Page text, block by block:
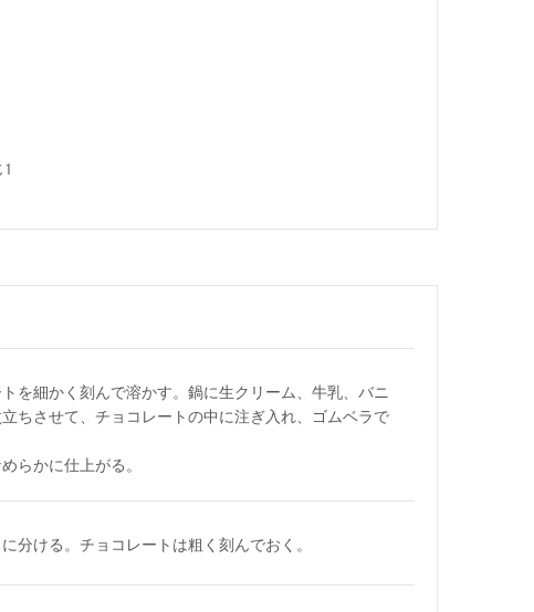
を細かく刻んで溶かす。鍋に生クリーム、牛乳、バニ
ちさせて、チョコレートの中に注ぎ入れ、ゴムベラで
らかに仕上がる。
分ける。チョコレートは粗く刻んでおく。